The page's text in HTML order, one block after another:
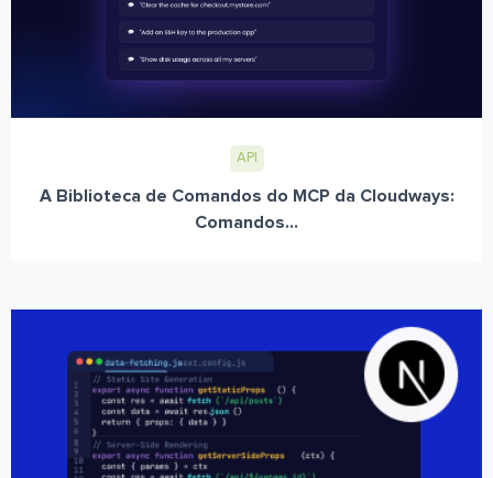
API
A Biblioteca de Comandos do MCP da Cloudways:
Comandos...